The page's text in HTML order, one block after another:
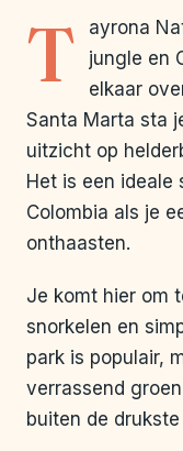
T
ayrona
jungle en
elkaar
Santa Marta sta
uitzicht op
Het is een ideale
Colombia als je
onthaasten.
Je komt hier om
snorkelen en
park is populair,
verrassend
buiten de